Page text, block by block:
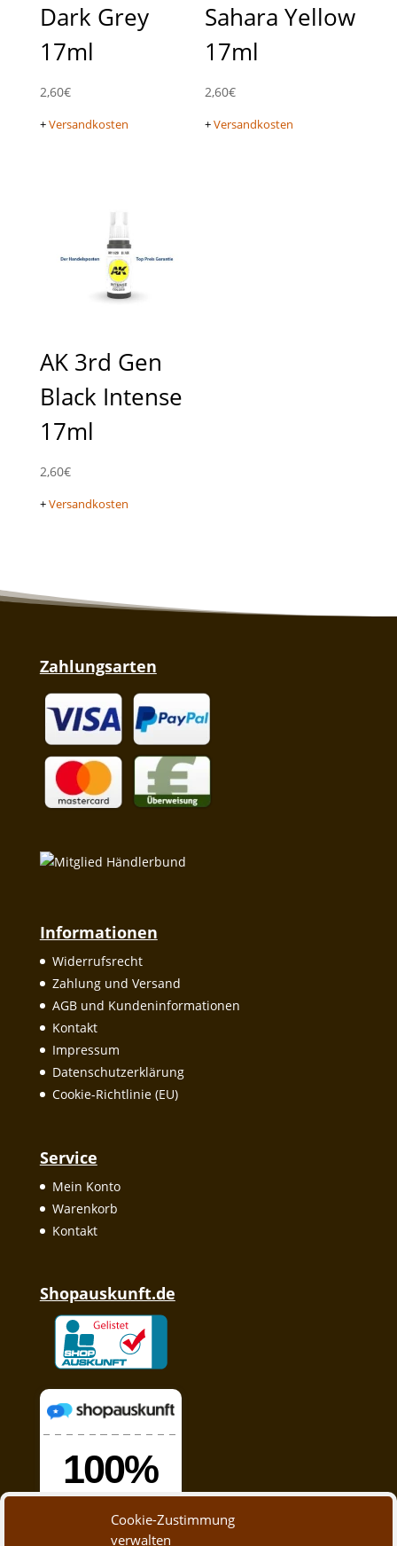
Cookie-Zustimmung
verwalten
Dark Grey
17ml
2,60€
+Versandkosten
Sahara Yellow
17ml
2,60€
+Versandkosten
AK 3rd Gen
Black Intense
17ml
2,60€
+Versandkosten
Zahlungsarten
Informationen
Widerrufsrecht
Zahlung und Versand
AGB und Kundeninformationen
Kontakt
Impressum
Datenschutzerklärung
Cookie-Richtlinie (EU)
Service
Mein Konto
Warenkorb
Kontakt
Shopauskunft.de